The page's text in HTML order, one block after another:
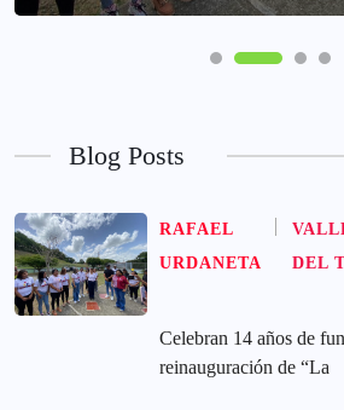
Blog Posts
RAFAEL
URDANETA
DEL
Celebran 14 años de
reinauguración de “La